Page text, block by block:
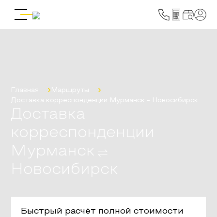
Главная
Маршруты
Доставка корреспонденции
Мурманск - Новосибирск
Доставка
корреспонденции
Мурманск
Новосибирск
Быстрый расчёт полной стоимости